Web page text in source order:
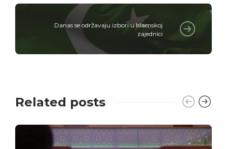
Danas se održavaju izbori u Islamskoj
zajednici
Related posts